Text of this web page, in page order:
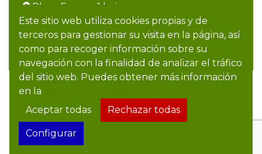
Plaza Fueros, 1 bajo
948 722 009
948 722 009
ayuntamiento@berbinzana.es
Aviso legal
Política de cookies
Política de privacidad
Este sitio web utiliza cookies propias y de
terceros para gestionar su visita en la página, así
como para recoger información sobre su
navegación con la finalidad de analizar el tráfico
del sitio web. Puedes obtener más información
en la
Aceptar todas
Rechazar todas
Configurar